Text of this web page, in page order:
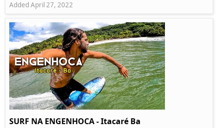
Added April 27, 2022
SURF NA ENGENHOCA - Itacaré Ba